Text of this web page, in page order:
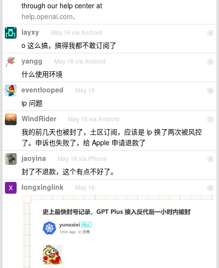
through our help center at
help.openai.com.
4
layxy May 16 via Android
o 这么搞，搞得我都不敢订阅了
5
yangg May 16 via Android
什么使用环境
6
eventlooped May 16
ip 问题
7
WindRider May 16 via Android
我的前几天也被封了，土区订阅，应该是 ip 换了两次被风控
了。申诉也失败了，给 Apple 申请退款了
8
jaoyina May 16 via iPhone
封了不退款，这个有点不好了。
9
longxinglink May 16